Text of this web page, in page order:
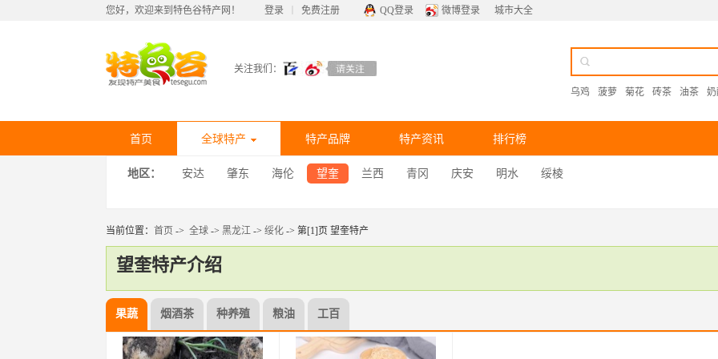
您好，欢迎来到特色谷特产网！ 登录 免费注册 QQ登录 微博登录 城市大全
关注我们：
乌鸡 菠萝 菊花 砖茶 油茶
首页 全球特产 特产品牌 特产资讯 排行榜
地区： 安达 肇东 海伦 望奎 兰西 青冈 庆安 明水 绥棱
当前位置： 首页 -> 全球 -> 黑龙江 -> 绥化 -> 第[1]页 望奎特产
望奎特产介绍
果蔬 烟酒茶 种养殖 粮油 工百